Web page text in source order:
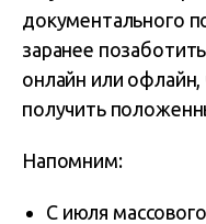
документального
заранее
онлайн или
получить
Напомним:
С июля